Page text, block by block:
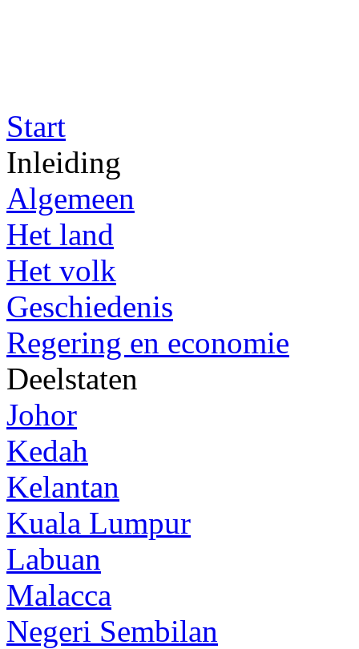
Start
Inleiding
Algemeen
Het land
Het volk
Geschiedenis
Regering en economie
Deelstaten
Johor
Kedah
Kelantan
Kuala Lumpur
Labuan
Malacca
Negeri Sembilan